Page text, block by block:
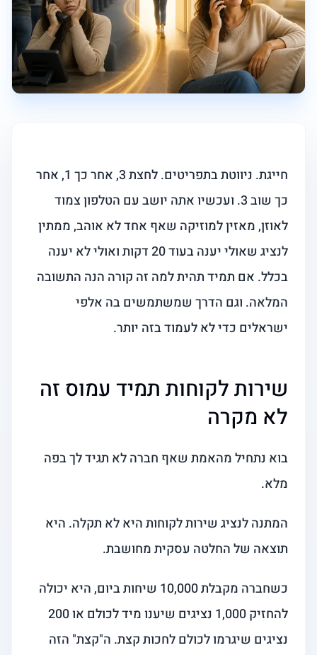
חייגת. ניווטת בתפריטים. לחצת 3, אחר כך 1, אחר
כך שוב 3. ועכשיו אתה יושב עם הטלפון צמוד
לאוזן, מאזין למוזיקה שאף אחד לא אוהב, ממתין
לנציג שאולי יענה בעוד 20 דקות ואולי לא יענה
בכלל. אם תמיד תהית למה זה קורה הנה התשובה
המלאה. וגם הדרך שמשתמשים בה אלפי
ישראלים כדי לא לעמוד בזה יותר.
שירות לקוחות תמיד עמוס זה
לא מקרה
בוא נתחיל מהאמת שאף חברה לא תגיד לך בפה
מלא.
המתנה לנציג שירות לקוחות היא לא תקלה. היא
תוצאה של החלטה עסקית מחושבת.
כשחברה מקבלת 10,000 שיחות ביום, היא יכולה
להחזיק 1,000 נציגים שיענו מיד לכולם או 200
נציגים שיגרמו לכולם לחכות קצת. ה"קצת" הזה